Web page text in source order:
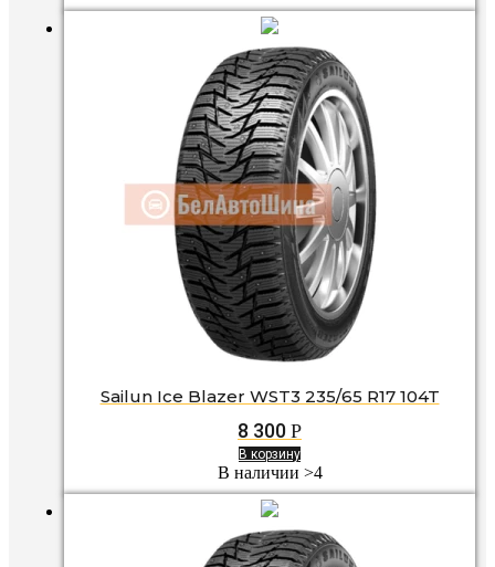
Sailun Ice Blazer WST3 235/65 R17 104T
8 300 Р
В корзину
В наличии >4